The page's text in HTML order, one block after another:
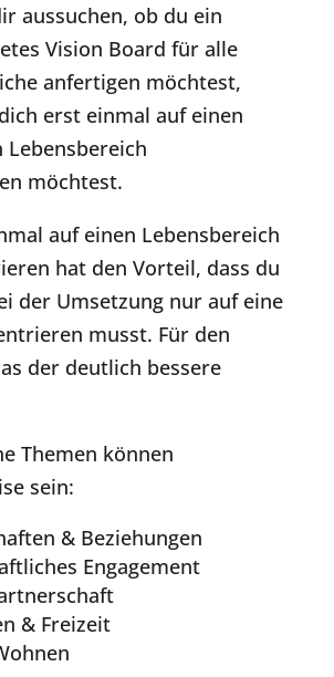
aussuchen, ob du ein
Vision Board für alle
anfertigen möchtest,
erst einmal auf einen
möchtest.
auf einen Lebensbereich
hat den Vorteil, dass du
der Umsetzung nur auf eine
musst. Für den
der deutlich bessere
Themen können
sein:
& Beziehungen
Engagement
& Freizeit